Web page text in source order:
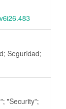
Seguridad;
"Security";